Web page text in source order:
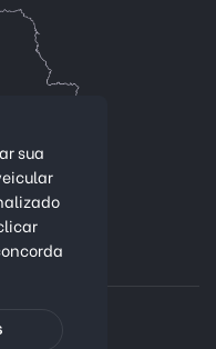
óptica.
Paraná
sua